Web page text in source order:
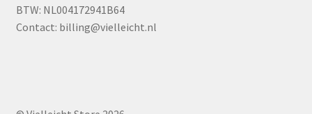
BTW: NL004172941B64
Contact: billing@vielleicht.nl